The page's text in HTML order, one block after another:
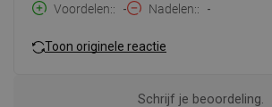
Voordelen:
- Nadelen: -
Toon originele reactie
Schrijf je beoordeling.